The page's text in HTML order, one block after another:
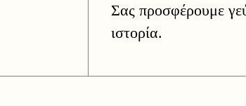
Σας προσφέρουμε
ιστορία.